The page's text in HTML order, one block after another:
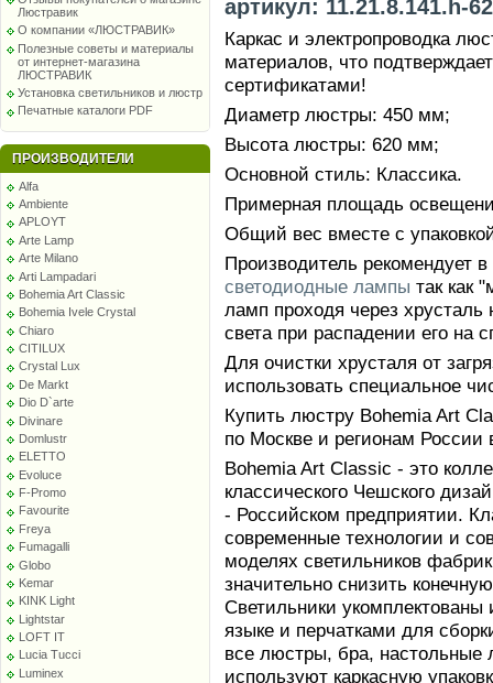
Люстравик
О компании «ЛЮСТРАВИК»
Полезные советы и материалы
от интернет-магазина
ЛЮСТРАВИК
Установка светильников и люстр
Печатные каталоги PDF
ПРОИЗВОДИТЕЛИ
Alfa
Ambiente
APLOYT
Arte Lamp
Arte Milano
Arti Lampadari
Bohemia Art Classic
Bohemia Ivele Crystal
Chiaro
CITILUX
Crystal Lux
De Markt
Dio D`arte
Divinare
Domlustr
ELETTO
Evoluce
F-Promo
Favourite
Freya
Fumagalli
Globo
Kemar
KINK Light
Lightstar
LOFT IT
Lucia Tucci
Luminex
артикул: 11.21.8.141.h-
Каркас и электропроводка
материалов, что
сертификатами!
Диаметр люстры: 450 мм;
Высота люстры: 620 мм;
Основной стиль: Классика.
Примерная площадь
Общий вес вместе с
Производитель рекомендует
светодиодные лампы так как
ламп проходя через хрусталь
света при распадении его на
Для очистки хрусталя от
использовать специальное
Купить люстру Bohemia Art
по Москве и регионам России
Bohemia Art Classic - это
классического Чешского
- Российском предприятии.
современные технологии и
моделях светильников
значительно снизить
Светильники
языке и перчатками для
все люстры, бра, настольные
используют каркасную